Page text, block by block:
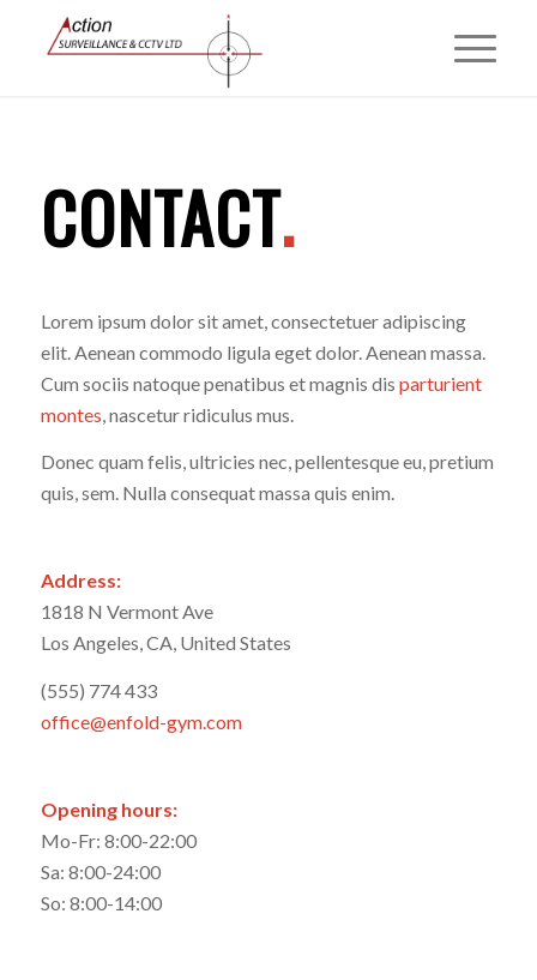
CONTACT.
Lorem ipsum dolor sit amet, consectetuer adipiscing
elit. Aenean commodo ligula eget dolor. Aenean massa.
Cum sociis natoque penatibus et magnis dis parturient
montes , nascetur ridiculus mus.
Donec quam felis, ultricies nec, pellentesque eu, pretium
quis, sem. Nulla consequat massa quis enim.
Address:
1818 N Vermont Ave
Los Angeles, CA, United States
(555) 774 433
office@enfold-gym.com
Opening hours:
Mo-Fr: 8:00-22:00
Sa: 8:00-24:00
So: 8:00-14:00